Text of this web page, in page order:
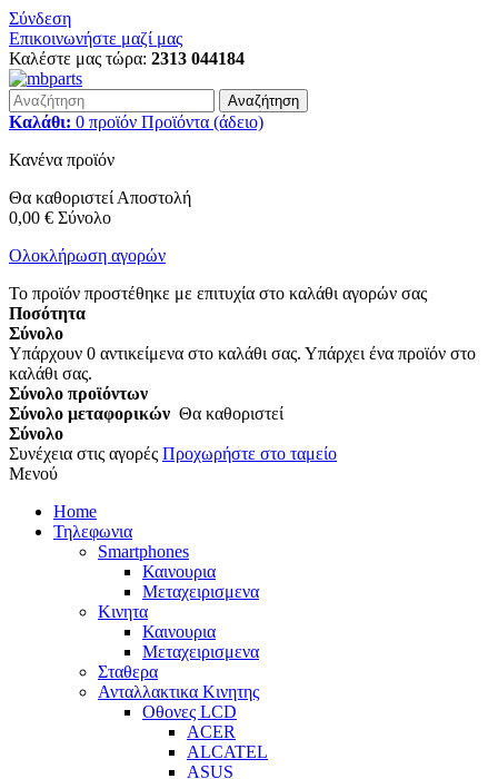
Σύνδεση
Επικοινωνήστε μαζί μας
Καλέστε μας τώρα: 2313 044184
Αναζήτηση
Καλάθι: 0 προϊόν Προϊόντα (άδειο)
Κανένα προϊόν
Θα καθοριστεί Αποστολή
0,00 € Σύνολο
Ολοκλήρωση αγορών
Το προϊόν προστέθηκε με επιτυχία στο καλάθι αγορών σας
Ποσότητα
Σύνολο
Υπάρχουν 0 αντικείμενα στο καλάθι σας. Υπάρχει ένα προϊόν στο
καλάθι σας.
Σύνολο προϊόντων
Σύνολο μεταφορικών Θα καθοριστεί
Σύνολο
Συνέχεια στις αγορές Προχωρήστε στο ταμείο
Μενού
Home
Τηλεφωνια
Smartphones
Καινουρια
Μεταχειρισμενα
Κινητα
Καινουρια
Μεταχειρισμενα
Σταθερα
Ανταλλακτικα Κινητης
Οθονες LCD
ACER
ALCATEL
ASUS